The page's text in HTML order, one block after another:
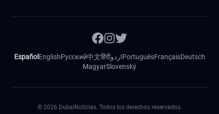
Español EnglishРусский中文हिंदीاردوPortuguêsFrançaisDeutsch
MagyarSlovenský
© 2026 DubaiNoticias. Todos los derechos reservados.